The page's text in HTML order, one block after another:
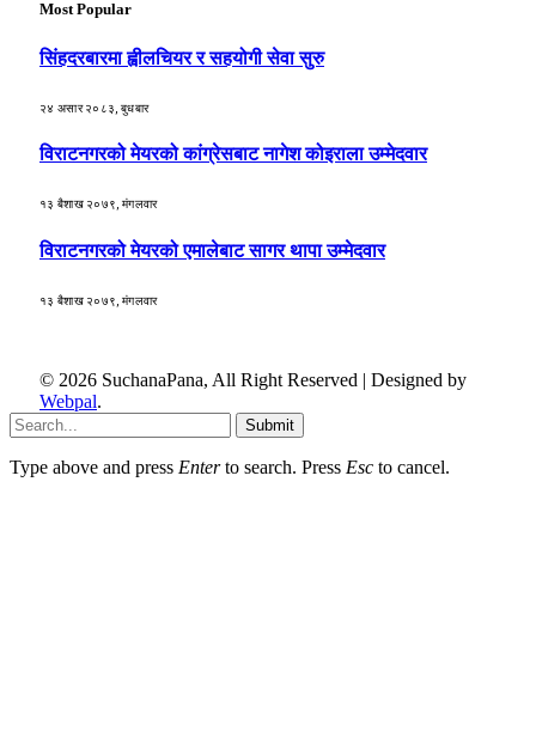
Most Popular
सिंहदरबारमा ह्वीलचियर र सहयोगी सेवा सुरु
२४ असार २०८३, बुधबार
विराटनगरको मेयरको कांग्रेसबाट नागेश कोइराला उम्मेदवार
१३ बैशाख २०७९, मंगलवार
विराटनगरको मेयरको एमालेबाट सागर थापा उम्मेदवार
१३ बैशाख २०७९, मंगलवार
© 2026 SuchanaPana, All Right Reserved | Designed by
Webpal.
Submit
Type above and press Enterto search. Press Esc to cancel.